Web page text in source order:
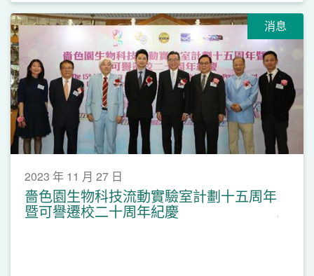
消息
2023 年 11 月 27 日
嗇色園生物科技流動實驗室計劃十五周年
暨可譽遷校二十周年紀慶